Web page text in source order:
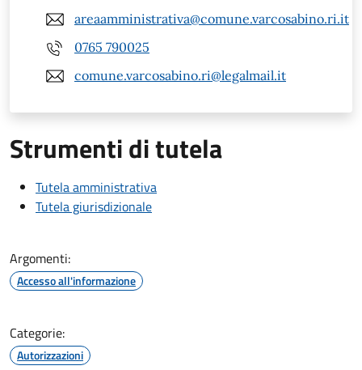
areaamministrativa@comune.varcosabino.ri.it
0765 790025
comune.varcosabino.ri@legalmail.it
Strumenti di tutela
Tutela amministrativa
Tutela giurisdizionale
Argomenti:
Accesso all'informazione
Categorie:
Autorizzazioni